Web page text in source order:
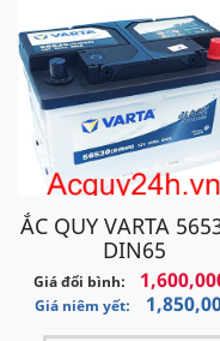
ẮC QUY VARTA
DIN65
Giá đổi bình:
Giá niêm yết: